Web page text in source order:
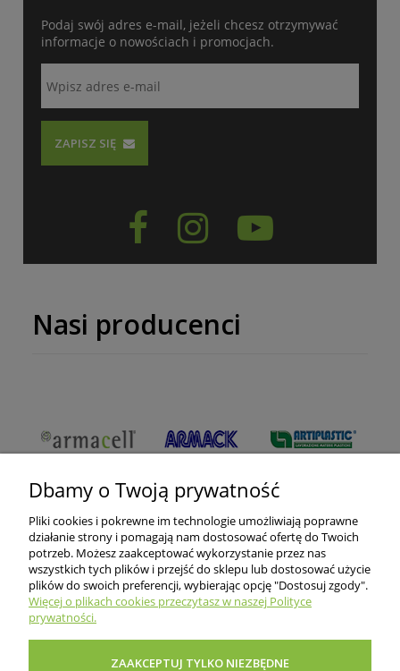
Podaj swój adres e-mail, jeżeli chcesz otrzymywać
informacje o nowościach i promocjach.
ZAPISZ SIĘ
  
Nasi producenci
O nas
Dbamy o Twoją prywatność
Pliki cookies i pokrewne im technologie umożliwiają poprawne
działanie strony i pomagają nam dostosować ofertę do Twoich
potrzeb. Możesz zaakceptować wykorzystanie przez nas
wszystkich tych plików i przejść do sklepu lub dostosować użycie
plików do swoich preferencji, wybierając opcję "Dostosuj zgody".
Więcej o plikach cookies przeczytasz w naszej Polityce
prywatności.
ZAAKCEPTUJ TYLKO NIEZBĘDNE